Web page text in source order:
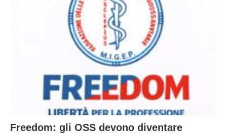
Freedom: gli OSS devono diventare